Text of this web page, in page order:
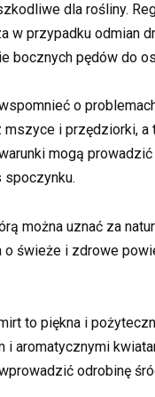
dla rośliny.
w przypadku odmian
bocznych pędów do
o
i przędziorki, a
mogą
można uznać za
o świeże i zdrowe
to piękna i
i aromatycznymi
odrobinę